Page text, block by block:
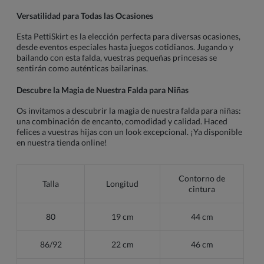
Versatilidad para Todas las Ocasiones
Esta PettiSkirt es la elección perfecta para diversas ocasiones,
desde eventos especiales hasta juegos cotidianos. Jugando y
bailando con esta falda, vuestras pequeñas princesas se
sentirán como auténticas bailarinas.
Descubre la Magia de Nuestra Falda para Niñas
Os invitamos a descubrir la magia de nuestra falda para niñas:
una combinación de encanto, comodidad y calidad. Haced
felices a vuestras hijas con un look excepcional. ¡Ya disponible
en nuestra tienda online!
Talla Longitud
Contorno de
cintura
80 19 cm 44 cm
86/92 22 cm 46 cm